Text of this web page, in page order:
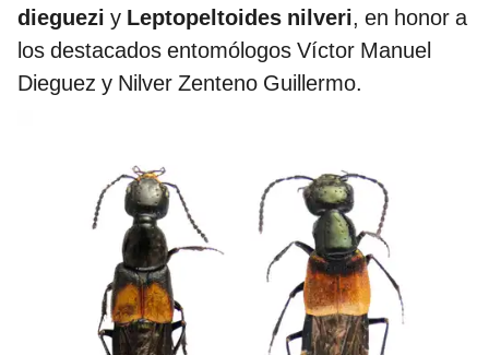
dieguezi y Leptopeltoides nilveri, en honor a
los destacados entomólogos Víctor Manuel
Dieguez y Nilver Zenteno Guillermo.